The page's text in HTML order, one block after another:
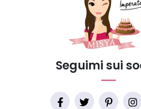
Seguimi sui